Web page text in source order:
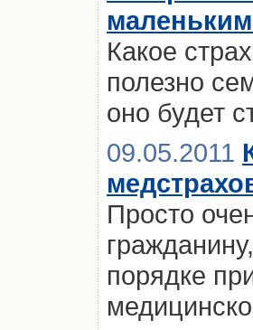
Какое
полезно
оно будет
09.05.2011
Просто
порядке